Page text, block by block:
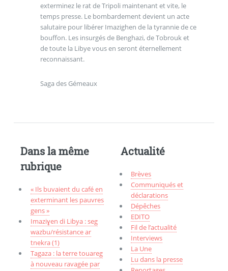
exterminez le rat de Tripoli maintenant et vite, le
temps presse. Le bombardement devient un acte
salutaire pour libérer Imazighen de la tyrannie de ce
bouffon. Les insurgés de Benghazi, de Tobrouk et
de toute la Libye vous en seront éternellement
reconnaissant.
Saga des Gémeaux
Dans la même
rubrique
« Ils buvaient du café en
exterminant les pauvres
gens »
Imaziɣen di Libya : seg
wazbu/résistance ar
tnekra (1)
Tagaza : la terre touareg
à nouveau ravagée par
Actualité
Brèves
Communiqués et
déclarations
Dépêches
EDITO
Fil de l’actualité
Interviews
La Une
Lu dans la presse